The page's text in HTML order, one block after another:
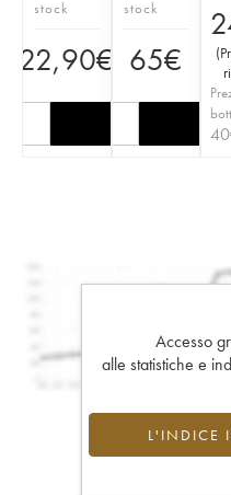
stock
22,90€
stock
65€ (
40
Accesso
alle statistiche e
L'INDICE